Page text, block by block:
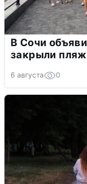
В Сочи
закрыли
6 августа 0